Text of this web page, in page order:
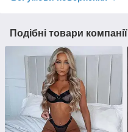
Подібні товари компанії